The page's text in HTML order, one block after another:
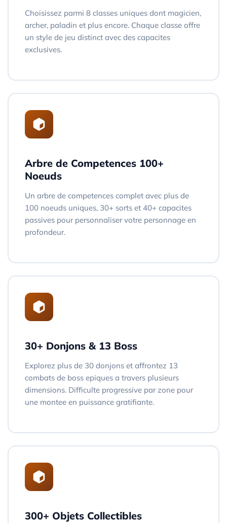
Choisissez parmi 8 classes uniques dont magicien,
archer, paladin et plus encore. Chaque classe offre
un style de jeu distinct avec des capacites
exclusives.
Arbre de Competences 100+
Noeuds
Un arbre de competences complet avec plus de
100 noeuds uniques, 30+ sorts et 40+ capacites
passives pour personnaliser votre personnage en
profondeur.
30+ Donjons & 13 Boss
Explorez plus de 30 donjons et affrontez 13
combats de boss epiques a travers plusieurs
dimensions. Difficulte progressive par zone pour
une montee en puissance gratifiante.
300+ Objets Collectibles